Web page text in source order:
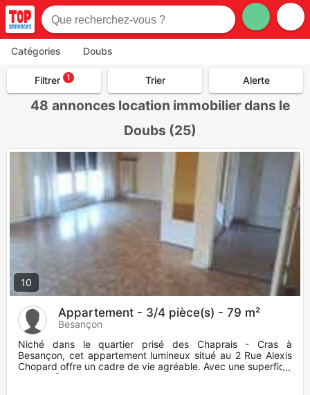
Catégories Doubs
Filtrer 1 Trier Alerte
48 annonces location immobilier dans le
Doubs (25)
10
Appartement - 3/4 pièce(s) - 79 m²
Besançon
Niché dans le quartier prisé des Chaprais - Cras à
Besançon, cet appartement lumineux situé au 2 Rue Alexis
Chopard offre un cadre de vie agréable. Avec une superficie
de 79 m², ce